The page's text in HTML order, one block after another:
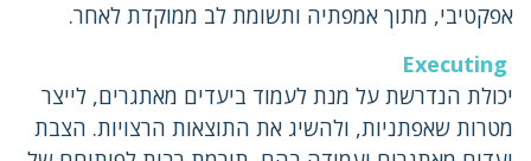
אפקטיבי, מתוך אמפתיה ותשומת לב ממוקדת לאחר.
Executing
יכולת הנדרשת על מנת לעמוד ביעדים מאתגרים, לייצר
מטרות שאפתניות, ולהשיג את התוצאות הרצויות. הצבת